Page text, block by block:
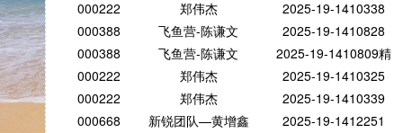
000222
郑伟杰
2025-19-1410338
000388
飞鱼营-陈谦文
2025-19-1410828
000388
飞鱼营-陈谦文
2025-19-1410809精
000222
郑伟杰
2025-19-1410325
000222
郑伟杰
2025-19-1410339
000668
新锐团队—黄增鑫
2025-19-1412251